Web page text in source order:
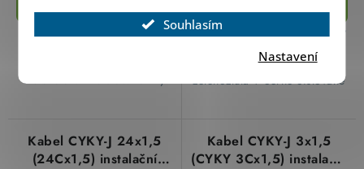
Souhlasím
Nastavení
​Instalační měděný kabel kulatý
žlutozelená + číslované žíly
​Instalační měděný kabel kulatý
19Cx1,5), označení žil
zelenožlutá + černé číslované
Kabel CYKY-J 24x1,5
(24Cx1,5) instalační
Kabel CYKY-J 3x1,5
(CYKY 3Cx1,5) instalační